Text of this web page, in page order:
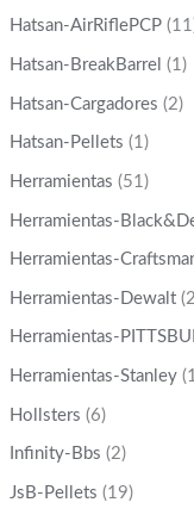
Hatsan-AirRiflePCP
Hatsan-BreakBarrel (1)
Hatsan-Cargadores (2)
Hatsan-Pellets (1)
Herramientas (51)
Herramientas-
Herramientas-
Herramientas-Dewalt
Herramientas-
Herramientas-Stanley
Hollsters (6)
Infinity-Bbs (2)
JsB-Pellets (19)